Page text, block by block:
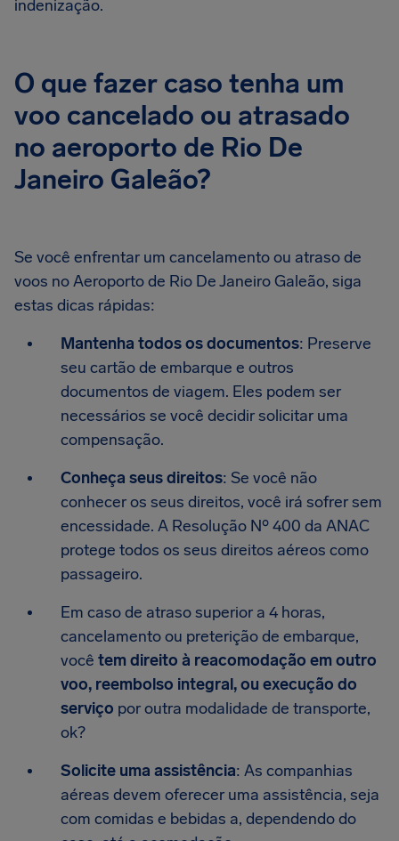
indenização.
O que fazer caso tenha um
voo cancelado ou atrasado
no aeroporto de Rio De
Janeiro Galeão?
Se você enfrentar um cancelamento ou atraso de
voos no Aeroporto de Rio De Janeiro Galeão, siga
estas dicas rápidas:
Mantenha todos os documentos: Preserve
seu cartão de embarque e outros
documentos de viagem. Eles podem ser
necessários se você decidir solicitar uma
compensação.
Conheça seus direitos: Se você não
conhecer os seus direitos, você irá sofrer sem
encessidade. A Resolução Nº 400 da ANAC
protege todos os seus direitos aéreos como
passageiro.
Em caso de atraso superior a 4 horas,
cancelamento ou preterição de embarque,
você tem direito à reacomodação em outro
voo, reembolso integral, ou execução do
serviço por outra modalidade de transporte,
ok?
Solicite uma assistência: As companhias
aéreas devem oferecer uma assistência, seja
com comidas e bebidas a, dependendo do